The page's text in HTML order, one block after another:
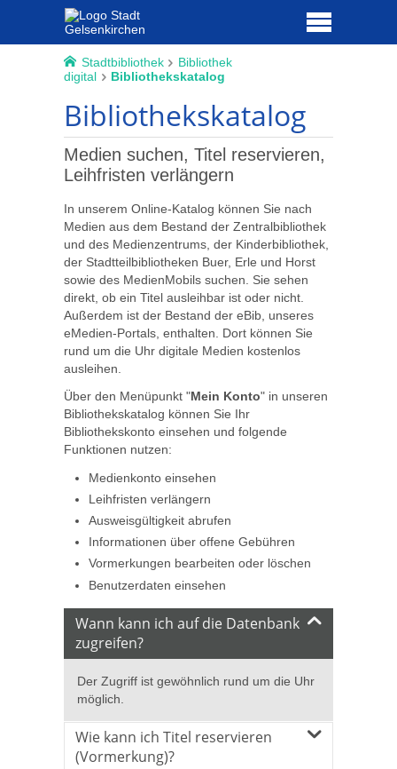
Stadtbibliothek
Bibliothek
digital
Bibliothekskatalog
Bibliothekskatalog
Medien suchen, Titel reservieren,
Leihfristen verlängern
In unserem Online-Katalog können Sie nach
Medien aus dem Bestand der Zentralbibliothek
und des Medienzentrums, der Kinderbibliothek,
der Stadtteilbibliotheken Buer, Erle und Horst
sowie des MedienMobils suchen. Sie sehen
direkt, ob ein Titel ausleihbar ist oder nicht.
Außerdem ist der Bestand der eBib, unseres
eMedien-Portals, enthalten. Dort können Sie
rund um die Uhr digitale Medien kostenlos
ausleihen.
Über den Menüpunkt "Mein Konto" in unseren
Bibliothekskatalog können Sie Ihr
Bibliothekskonto einsehen und folgende
Funktionen nutzen:
Medienkonto einsehen
Leihfristen verlängern
Ausweisgültigkeit abrufen
Informationen über offene Gebühren
Vormerkungen bearbeiten oder löschen
Benutzerdaten einsehen
Wann kann ich auf die Datenbank
zugreifen?
Der Zugriff ist gewöhnlich rund um die Uhr
möglich.
Wie kann ich Titel reservieren
(Vormerkung)?